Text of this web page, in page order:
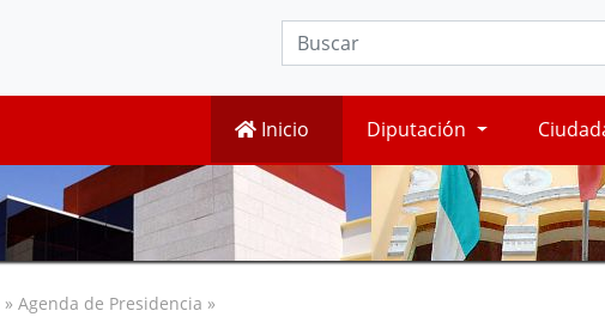
Inicio Diputación
» Agenda de Presidencia »